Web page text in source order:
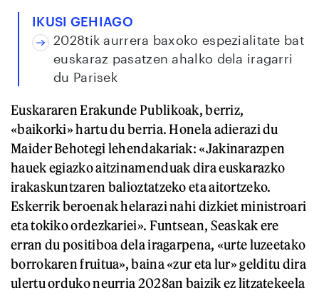
IKUSI GEHIAGO
2028tik aurrera baxoko espezialitate bat
euskaraz pasatzen ahalko dela iragarri
du Parisek
Euskararen Erakunde Publikoak, berriz,
«baikorki» hartu du berria. Honela adierazi du
Maider Behotegi lehendakariak: «Jakinarazpen
hauek egiazko aitzinamenduak dira euskarazko
irakaskuntzaren balioztatzeko eta aitortzeko.
Eskerrik beroenak helarazi nahi dizkiet ministroari
eta tokiko ordezkariei». Funtsean, Seaskak ere
erran du positiboa dela iragarpena, «urte luzeetako
borrokaren fruitua», baina «zur eta lur» gelditu dira
ulertu orduko neurria 2028an baizik ez litzatekeela